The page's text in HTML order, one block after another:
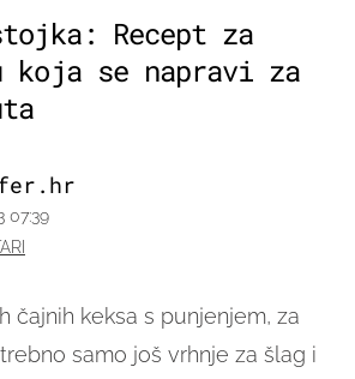
Recept za
koja se napravi za
čajnih keksa s punjenjem, za
samo još vrhnje za šlag i
07:39